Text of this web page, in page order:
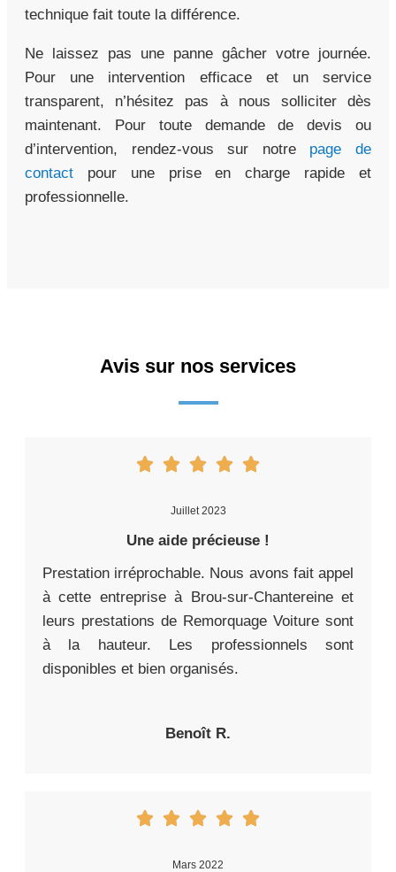
technique fait toute la différence.
Ne laissez pas une panne gâcher votre journée.
Pour une intervention efficace et un service
transparent, n’hésitez pas à nous solliciter dès
maintenant. Pour toute demande de devis ou
d’intervention, rendez-vous sur notre page de
contact pour une prise en charge rapide et
professionnelle.
Avis sur nos services
Juillet 2023
Une aide précieuse !
Prestation irréprochable. Nous avons fait appel
à cette entreprise à Brou-sur-Chantereine et
leurs prestations de Remorquage Voiture sont
à la hauteur. Les professionnels sont
disponibles et bien organisés.
Benoît R.
Mars 2022